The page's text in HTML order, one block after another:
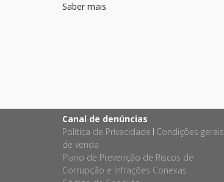
Saber mais
Canal de denúncias
Política de Privacidade Condições gerais
de venda
Plano de Prevenção de Riscos de
Corrupção e Infrações Conexas